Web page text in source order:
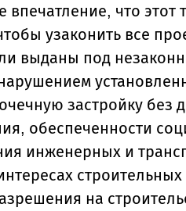
впечатление, что
узаконить все
выданы под
застройку без
обеспеченности
инженерных и
на